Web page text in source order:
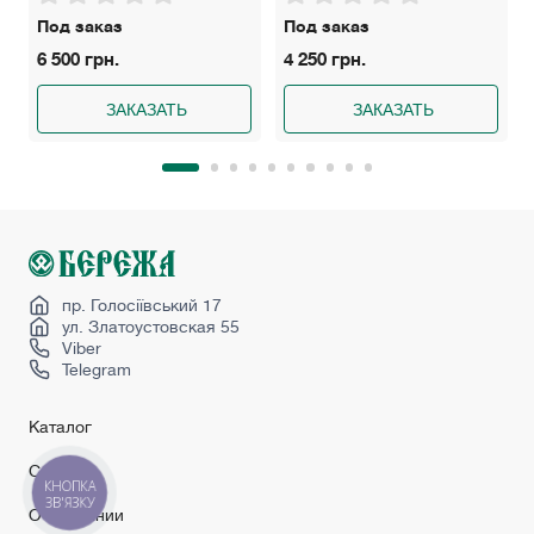
Под заказ
6 500 грн.
ЗАКАЗАТЬ
Под заказ
4 250 грн.
ЗАКАЗАТЬ
пр. Голосіївський 17
ул. Златоустовская 55
Viber
Telegram
Каталог
Сервис
О компании
КНОПКА
ЗВ'ЯЗКУ